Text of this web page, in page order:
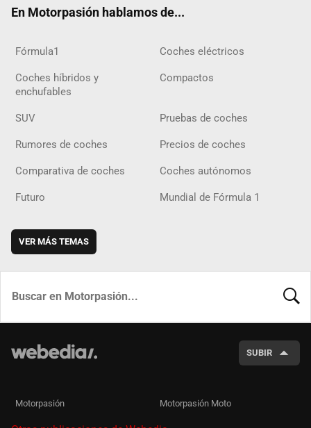
En Motorpasión hablamos de...
Fórmula1 Coches eléctricos
Coches híbridos y
enchufables
Compactos
SUV Pruebas de coches
Rumores de coches Precios de coches
Comparativa de coches Coches autónomos
Futuro Mundial de Fórmula 1
VER MÁS TEMAS
SUBIR
Motorpasión Motorpasión Moto